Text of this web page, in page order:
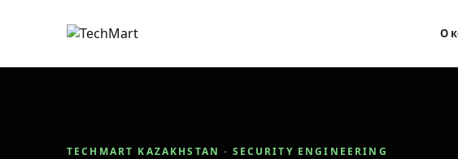
О
TECHMART KAZAKHSTAN · SECURITY ENGINEERING